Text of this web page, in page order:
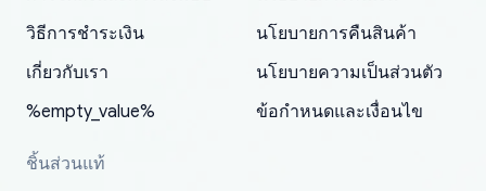
promptly. Will 100% be returning to order parts
have ordered from yoshi three times within
2022. The first two orders were received timely
and with no problems. The third order was not
received at all. According to yoshi's shipper, the
parcel was lost somewhere within the U.S.
19 delays which is understandable, the package
is packed well! More so, I am genuinely happy
about the updates whether the item I added to
my cart is available or not. It's hassle free, I've
had troubles on my previous orders but they
appreciate everything.
mudguards,flares ) area insane good shape for
my VDJ79, thank you yoshi, for caring
packaging and also because i can look for all
parts needed for upgrading from LX to VX
toyota!.
วิธีการชำระเงิน
เกี่ยวกับเรา
%empty_value%
นโยบายการคืนสินค้า
นโยบายความเป็นส่วนตัว
ข้อกำหนดและเงื่อนไข
ชิ้นส่วนแท้